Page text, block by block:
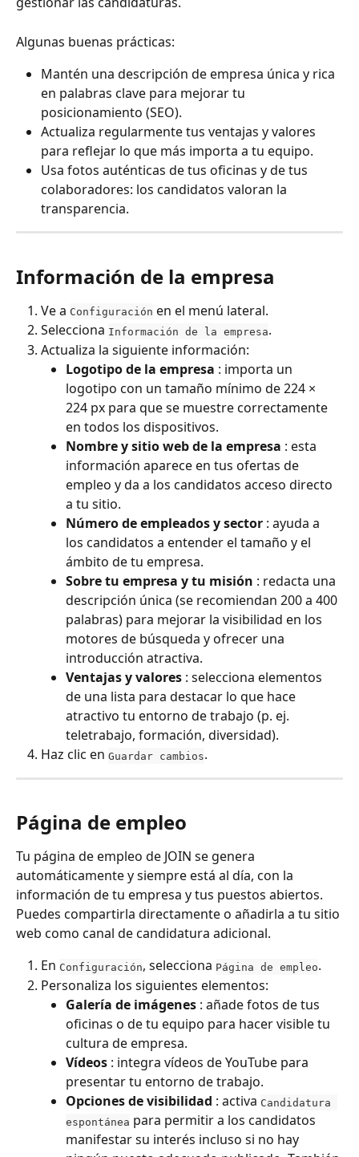
Algunas buenas prácticas:
Mantén una descripción de empresa única y rica
en palabras clave para mejorar tu
posicionamiento (SEO).
Actualiza regularmente tus ventajas y valores
para reflejar lo que más importa a tu equipo.
Usa fotos auténticas de tus oficinas y de tus
colaboradores: los candidatos valoran la
transparencia.
Información de la empresa
Ve a Configuración en el menú lateral.
Selecciona Información de la empresa.
Actualiza la siguiente información:
Logotipo de la empresa : importa un
logotipo con un tamaño mínimo de 224 ×
224 px para que se muestre correctamente
en todos los dispositivos.
Nombre y sitio web de la empresa : esta
información aparece en tus ofertas de
empleo y da a los candidatos acceso directo
a tu sitio.
Número de empleados y sector : ayuda a
los candidatos a entender el tamaño y el
ámbito de tu empresa.
Sobre tu empresa y tu misión : redacta una
descripción única (se recomiendan 200 a 400
palabras) para mejorar la visibilidad en los
motores de búsqueda y ofrecer una
introducción atractiva.
Ventajas y valores : selecciona elementos
de una lista para destacar lo que hace
atractivo tu entorno de trabajo (p. ej.
teletrabajo, formación, diversidad).
Haz clic en Guardar cambios.
Página de empleo
Tu página de empleo de JOIN se genera
automáticamente y siempre está al día, con la
información de tu empresa y tus puestos abiertos.
Puedes compartirla directamente o añadirla a tu sitio
web como canal de candidatura adicional.
En Configuración, selecciona Página de empleo.
Personaliza los siguientes elementos:
Galería de imágenes : añade fotos de tus
oficinas o de tu equipo para hacer visible tu
cultura de empresa.
Vídeos : integra vídeos de YouTube para
presentar tu entorno de trabajo.
Opciones de visibilidad : activa Candidatura
espontánea para permitir a los candidatos
manifestar su interés incluso si no hay